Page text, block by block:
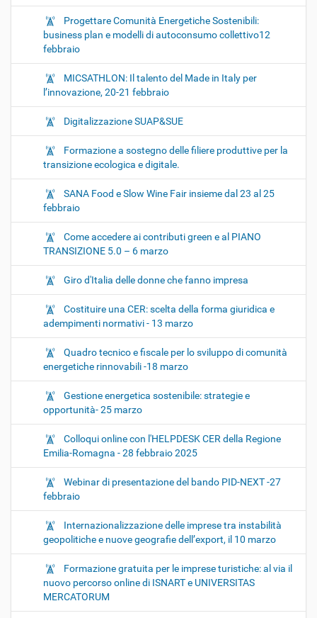
Progettare Comunità Energetiche Sostenibili:
business plan e modelli di autoconsumo collettivo12
febbraio
MICSATHLON: Il talento del Made in Italy per
l’innovazione, 20-21 febbraio
Digitalizzazione SUAP&SUE
Formazione a sostegno delle filiere produttive per la
transizione ecologica e digitale.
SANA Food e Slow Wine Fair insieme dal 23 al 25
febbraio
Come accedere ai contributi green e al PIANO
TRANSIZIONE 5.0 – 6 marzo
Giro d'Italia delle donne che fanno impresa
Costituire una CER: scelta della forma giuridica e
adempimenti normativi - 13 marzo
Quadro tecnico e fiscale per lo sviluppo di comunità
energetiche rinnovabili -18 marzo
Gestione energetica sostenibile: strategie e
opportunità- 25 marzo
Colloqui online con l'HELPDESK CER della Regione
Emilia-Romagna - 28 febbraio 2025
Webinar di presentazione del bando PID-NEXT -27
febbraio
Internazionalizzazione delle imprese tra instabilità
geopolitiche e nuove geografie dell’export, il 10 marzo
Formazione gratuita per le imprese turistiche: al via il
nuovo percorso online di ISNART e UNIVERSITAS
MERCATORUM